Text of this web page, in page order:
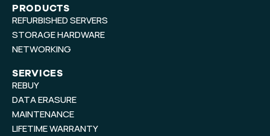
t
u
b
e
k
e
d
i
PRODUCTS
REFURBISHED SERVERS
STORAGE HARDWARE
NETWORKING
SERVICES
REBUY
DATA ERASURE
MAINTENANCE
LIFETIME WARRANTY